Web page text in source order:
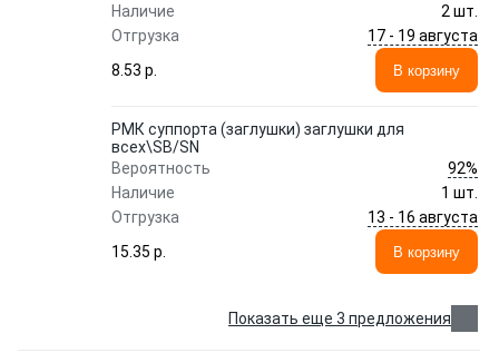
Наличие
2 шт.
Отгрузка
17 - 19 августа
8.53 p.
В корзину
РМК суппорта (заглушки) заглушки для
всех\SB/SN
Вероятность
92%
Наличие
1 шт.
Отгрузка
13 - 16 августа
15.35 p.
В корзину
Показать еще 3 предложения